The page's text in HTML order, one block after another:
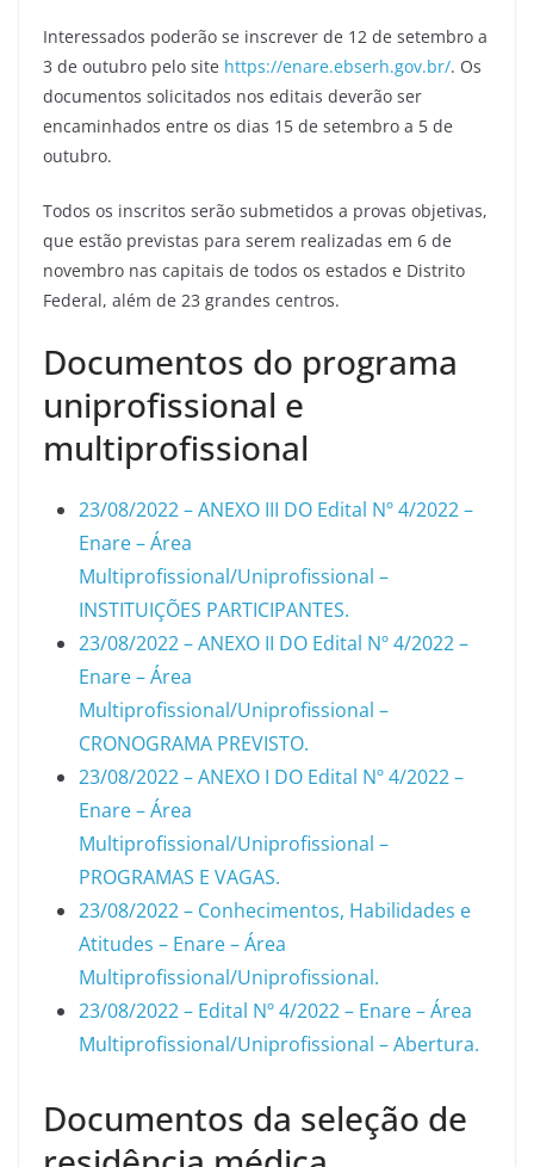
Interessados poderão se inscrever de 12 de setembro a
3 de outubro pelo site https://enare.ebserh.gov.br/. Os
documentos solicitados nos editais deverão ser
encaminhados entre os dias 15 de setembro a 5 de
outubro.
Todos os inscritos serão submetidos a provas objetivas,
que estão previstas para serem realizadas em 6 de
novembro nas capitais de todos os estados e Distrito
Federal, além de 23 grandes centros.
Documentos do programa
uniprofissional e
multiprofissional
23/08/2022 – ANEXO III DO Edital Nº 4/2022 –
Enare – Área
Multiprofissional/Uniprofissional –
INSTITUIÇÕES PARTICIPANTES.
23/08/2022 – ANEXO II DO Edital Nº 4/2022 –
Enare – Área
Multiprofissional/Uniprofissional –
CRONOGRAMA PREVISTO.
23/08/2022 – ANEXO I DO Edital Nº 4/2022 –
Enare – Área
Multiprofissional/Uniprofissional –
PROGRAMAS E VAGAS.
23/08/2022 – Conhecimentos, Habilidades e
Atitudes – Enare – Área
Multiprofissional/Uniprofissional.
23/08/2022 – Edital Nº 4/2022 – Enare – Área
Multiprofissional/Uniprofissional – Abertura.
Documentos da seleção de